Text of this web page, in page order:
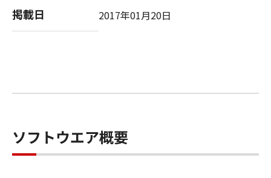
No.026373
掲載日 2017年01月20日
ソフトウエア概要